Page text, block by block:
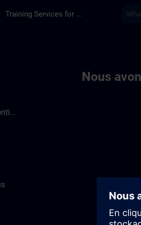
Training Services for Digital Industries
Parcours d’apprentissage
Nous